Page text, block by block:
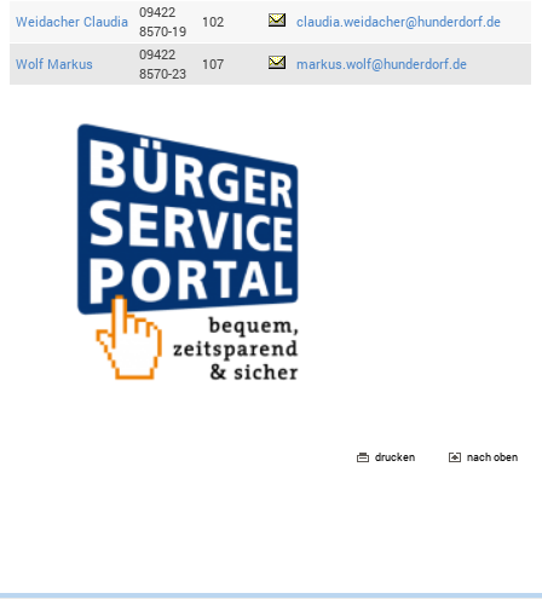
Weidacher Claudia
09422
8570-19
102 claudia.weidacher@hunderdorf.de
Wolf Markus
09422
8570-23
107 markus.wolf@hunderdorf.de
drucken nach oben